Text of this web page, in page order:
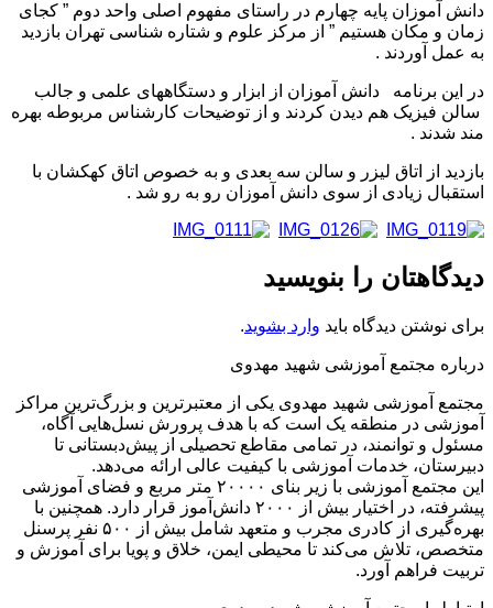
دانش آموزان پایه چهارم در راستای مفهوم اصلی واحد دوم ” کجای
زمان و مکان هستیم ” از مرکز علوم و شتاره شناسی تهران بازدید
به عمل آوردند .
در این برنامه دانش آموزان از ابزار و دستگاههای علمی و جالب
سالن فیزیک هم دیدن کردند و از توضیحات کارشناس مربوطه بهره
مند شدند .
بازدید از اتاق لیزر و سالن سه بعدی و به خصوص اتاق کهکشان با
استقبال زیادی از سوی دانش آموزان رو به رو شد .
دیدگاهتان را بنویسید
برای نوشتن دیدگاه باید وارد بشوید.
درباره مجتمع آموزشی شهید مهدوی
مجتمع آموزشی شهید مهدوی یکی از معتبرترین و بزرگ‌ترین مراکز
آموزشی در منطقه یک است که با هدف پرورش نسل‌هایی آگاه،
مسئول و توانمند، در تمامی مقاطع تحصیلی از پیش‌دبستانی تا
دبیرستان، خدمات آموزشی با کیفیت عالی ارائه می‌دهد.
این مجتمع آموزشی با زیر بنای ۲۰۰۰۰ متر مربع و فضای آموزشی
پیشرفته، در اختیار بیش از ۲۰۰۰ دانش‌آموز قرار دارد. همچنین با
بهره‌گیری از کادری مجرب و متعهد شامل بیش از ۵۰۰ نفر پرسنل
متخصص، تلاش می‌کند تا محیطی ایمن، خلاق و پویا برای آموزش و
تربیت فراهم آورد.